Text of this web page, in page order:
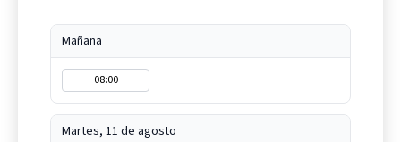
Mañana
08:00
Martes, 11 de agosto